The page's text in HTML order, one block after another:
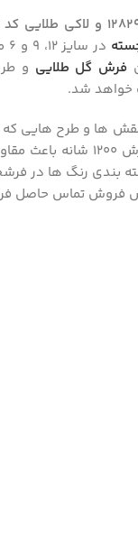
فرش گل طلایی و
خواهد شد.
ها و طرح‌ هایی که
وضوح بیشتری برخوردار
بندی رنگ ها در
فروش تماس حاصل